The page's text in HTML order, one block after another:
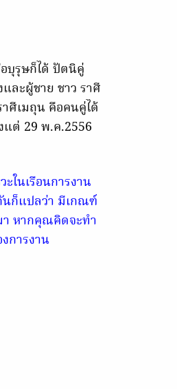
บุรุษก็ได้ ปัตนิคู่
ละผู้ชาย ชาว ราศี
ศีเมถุน คือคนคู่ได้
ต่ 29 พ.ค.2556
ในเรือนการงาน
นก็แปลว่า มีเกณฑ์
า หากคุณคิดจะทำ
การงาน